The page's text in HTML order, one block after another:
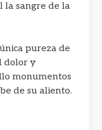
la sangre de la
pureza de
dolor y
monumentos
de su aliento.